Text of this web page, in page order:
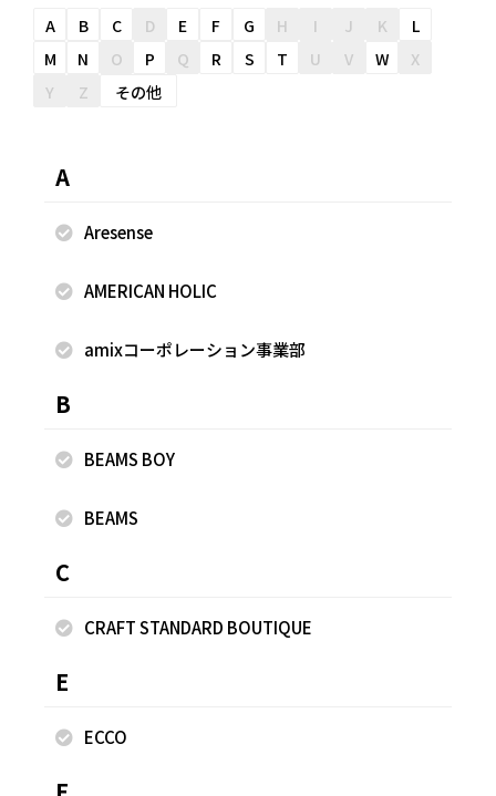
友だち追加
夏の日にピッタリな華やかなティアードフリルバッグ。 2段
ぽいスタイリングを叶える合皮のハンドル部分も魅力的なバ
っきりと見えるコンパクトなシルエットで、きれいめな印象
太めの衿がポイントで、やや長めの袖丈は上品さを演出。 ま
レジャーシーンに活躍。 ビーチやプールサイドの水際遊びに
に使えばさらにコーディネートの幅が広がります◎
着用商品
A B C D E F G H I J K
L
M
N O P Q R S T U V W
X
Y
Z その他
A
Aresense
AMERICAN HOLIC
amixコーポレーション事業部
B
BEAMS BOY
BEAMS
C
CRAFT STANDARD BOUTIQUE
E
ECCO